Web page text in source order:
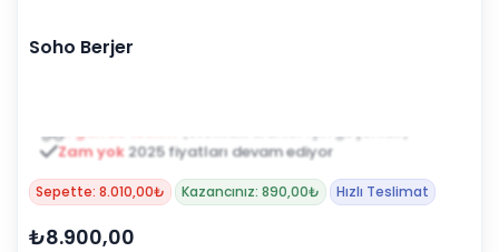
Soho Berjer
Zam yok 2025 fiyatları devam ediyor
Sepette: 8.010,00₺ Kazancınız: 890,00₺ Hızlı Teslimat
₺8.900,00